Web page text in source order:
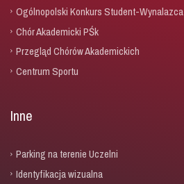
Ogólnopolski Konkurs Student-Wynalazca
Chór Akademicki PŚk
Przegląd Chórów Akademickich
Centrum Sportu
Inne
Parking na terenie Uczelni
Identyfikacja wizualna